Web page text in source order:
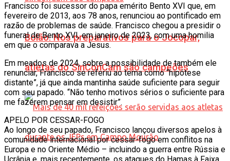
Bolão: Nos preparativos para o Jocopar,
atletas do SinConCam são campeões
Francisco foi sucessor do papa emérito Bento XVI que, em
fevereiro de 2013, aos 78 anos, renunciou ao pontificado em
razão de problemas de saúde. Francisco chegou a presidir o
funeral de Bento XVI, em janeiro de 2023, com uma homilia
em que o comparava a Jesus.
Em meados de 2024, sobre a possibilidade de também ele
renunciar, Francisco se referiu ao tema como “hipótese
distante”, já que ainda mantinha saúde suficiente para seguir
com seu papado. “Não tenho motivos sérios o suficiente para
me fazerem pensar em desistir”.
APELO POR CESSAR-FOGO
Ao longo de seu papado, Francisco lançou diversos apelos à
comunidade internacional por cessar-fogo em conflitos na
Europa e no Oriente Médio – incluindo a guerra entre Rússia e